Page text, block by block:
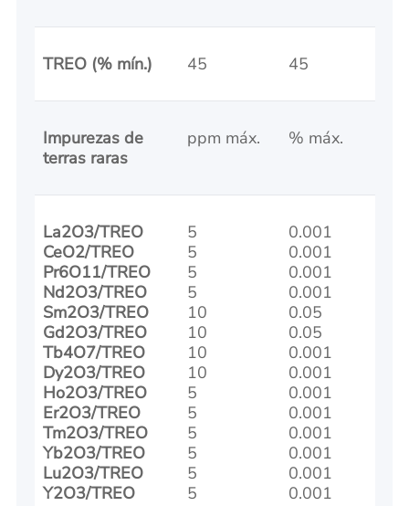
TREO (% mín.) 45 45
Impurezas de
terras raras
ppm máx. % máx.
La2O3/TREO
CeO2/TREO
Pr6O11/TREO
Nd2O3/TREO
Sm2O3/TREO
Gd2O3/TREO
Tb4O7/TREO
Dy2O3/TREO
Ho2O3/TREO
Er2O3/TREO
Tm2O3/TREO
Yb2O3/TREO
Lu2O3/TREO
Y2O3/TREO
5
5
5
5
10
10
10
10
5
5
5
5
5
5
0.001
0.001
0.001
0.001
0.05
0.05
0.001
0.001
0.001
0.001
0.001
0.001
0.001
0.001